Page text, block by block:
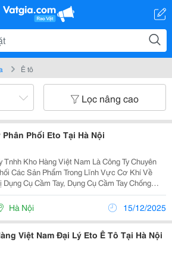
Ê tô
Lọc nâng cao
Phối Eto Tại Hà Nội
Tnhh Kho Hàng Việt Nam Là Công Ty Chuyên
Các Sản Phẩm Trong Lĩnh Vực Cơ Khí Về
Dụng Cụ Cầm Tay, Dụng Cụ Cầm Tay Chống
(Non Sparking Tools), Dụng Cụ Điện Cầm Tay,
Cắt Gọt Cơ Khí, Dụng Cụ Đo Chính Xác ,
Hà Nội 15/12/2025
Việt Nam Đại Lý Eto Ê Tô Tại Hà Nội